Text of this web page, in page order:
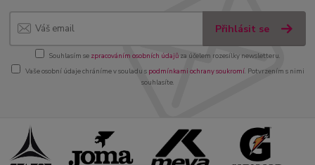
Přihlásit se
Souhlasím se zpracováním osobních údajůza účelem rozesílky newsletteru.
Vaše osobní údaje chráníme v souladu s podmínkami ochrany soukromí. Potvrzením s nimi
souhlasíte.